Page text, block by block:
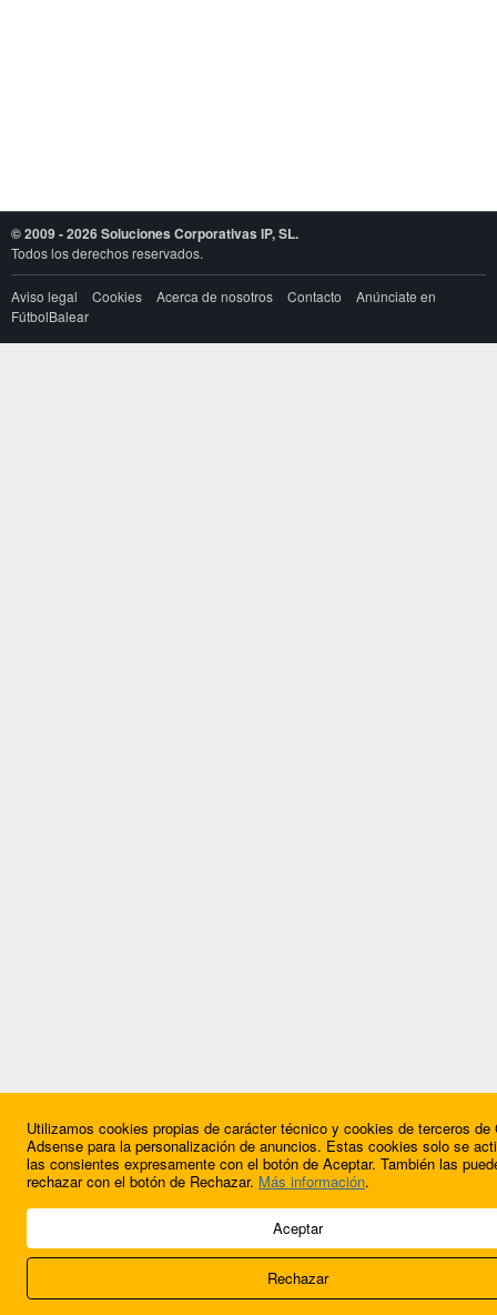
© 2009 - 2026 Soluciones Corporativas IP, SL.
Todos los derechos reservados.
Aviso legal Cookies Acerca de nosotros Contacto
Anúnciate en
FútbolBalear
Utilizamos cookies propias de carácter técnico y cookies de terceros de
Adsense para la personalización de anuncios. Estas cookies solo se
las consientes expresamente con el botón de Aceptar. También las
rechazar con el botón de Rechazar. Más información.
Aceptar
Rechazar